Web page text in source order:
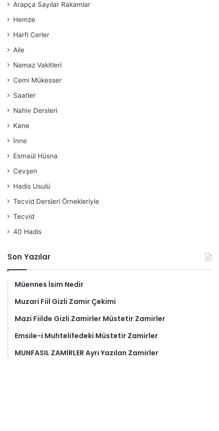
Arapça Sayılar Rakamlar
Hemze
Harfi Cerler
Aile
Namaz Vakitleri
Cemi Mükesser
Saatler
Nahiv Dersleri
Kane
İnne
Esmaül Hüsna
Cevşen
Hadis Usulü
Tecvid Dersleri Örnekleriyle
Tecvid
40 Hadis
Son Yazılar
Müennes İsim Nedir
Muzari Fiil Gizli Zamir Çekimi
Mazi Fiilde Gizli Zamirler Müstetir Zamirler
Emsile-i Muhtelifedeki Müstetir Zamirler
MUNFASIL ZAMİRLER Ayrı Yazılan Zamirler